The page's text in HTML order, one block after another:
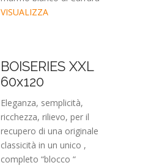
VISUALIZZA
BOISERIES XXL
60x120
Eleganza, semplicità,
ricchezza, rilievo, per il
recupero di una originale
classicità in un unico ,
completo “blocco “